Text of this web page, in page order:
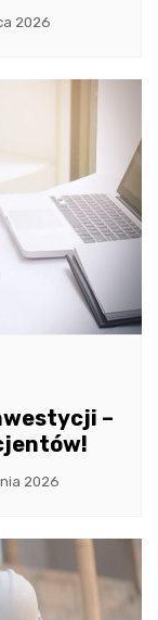
2026
–
2026